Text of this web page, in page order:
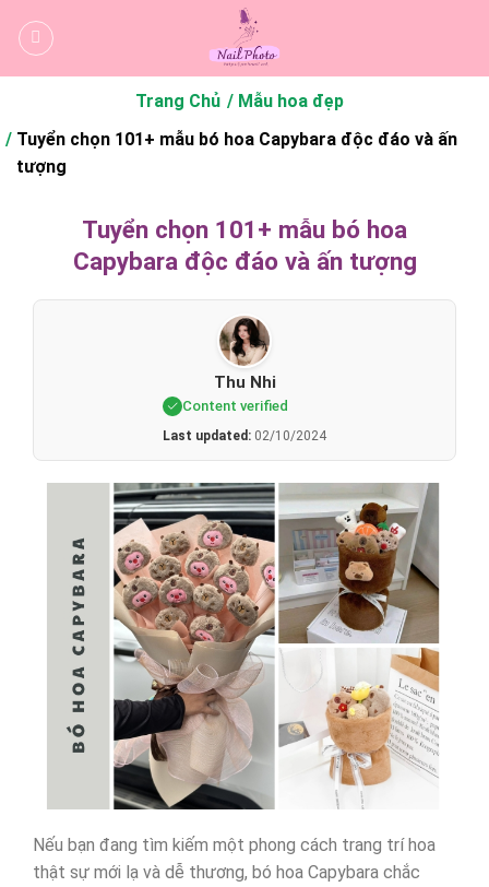
qua
Trang Chủ
Mẫu hoa đẹp
Tuyển chọn 101+ mẫu bó hoa Capybara độc đáo và ấn
tượng
Tuyển chọn 101+ mẫu bó hoa
Capybara độc đáo và ấn tượng
Thu Nhi
Content verified
Last updated: 02/10/2024
Nếu bạn đang tìm kiếm một phong cách trang trí hoa
thật sự mới lạ và dễ thương, bó hoa Capybara chắc